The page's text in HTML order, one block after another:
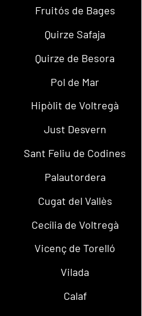
Fruitós de Bages
Quirze Safaja
Quirze de Besora
Pol de Mar
Hipòlit de Voltregà
Just Desvern
Sant Feliu de Codines
Palautordera
Cugat del Vallès
Cecília de Voltregà
Vicenç de Torelló
Vilada
Calaf